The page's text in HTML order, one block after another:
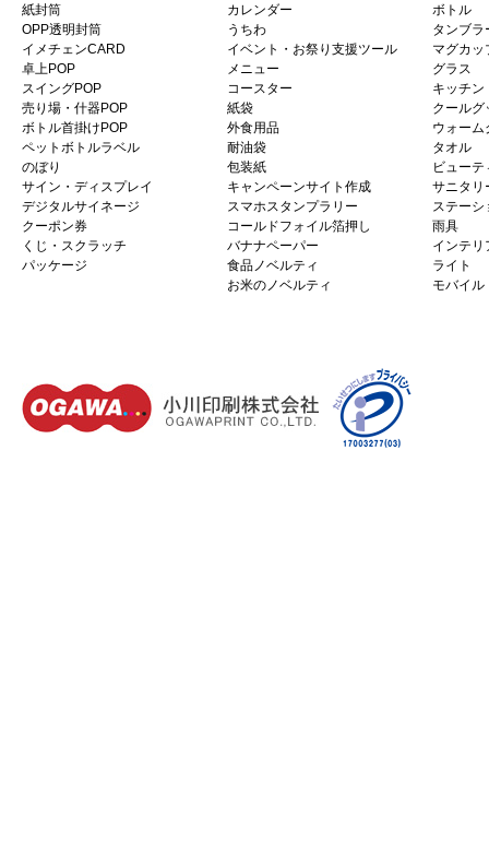
紙封筒
OPP透明封筒
イメチェンCARD
卓上POP
スイングPOP
売り場・什器POP
ボトル首掛けPOP
ペットボトルラベル
のぼり
サイン・ディスプレイ
デジタルサイネージ
クーポン券
くじ・スクラッチ
パッケージ
カレンダー
うちわ
イベント・お祭り支援ツール
メニュー
コースター
紙袋
外食用品
耐油袋
包装紙
キャンペーンサイト作成
スマホスタンプラリー
コールドフォイル箔押し
バナナペーパー
食品ノベルティ
お米のノベルティ
ボトル
タンブラ
マグカッ
グラス
キッチン
クールグ
ウォーム
タオル
ビューテ
サニタリ
ステーシ
雨具
インテリ
ライト
モバイル